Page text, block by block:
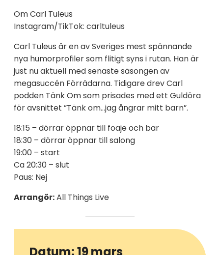
Om Carl Tuleus
Instagram/TikTok: carltuleus
Carl Tuleus är en av Sveriges mest spännande
nya humorprofiler som flitigt syns i rutan. Han är
just nu aktuell med senaste säsongen av
megasuccén Förrädarna. Tidigare drev Carl
podden Tänk Om som prisades med ett Guldöra
för avsnittet ”Tänk om…jag ångrar mitt barn”.
18:15 – dörrar öppnar till foaje och bar
18:30 – dörrar öppnar till salong
19:00 – start
Ca 20:30 – slut
Paus: Nej
Arrangör:All Things Live
Datum: 19 mars